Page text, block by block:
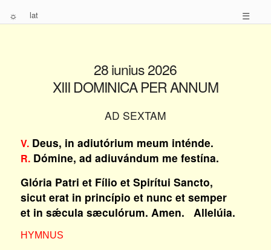
☼ lat ☰
28 iunius 2026
XIII DOMINICA PER ANNUM
AD SEXTAM
V.Deus, in adiutórium meum inténde.
R.Dómine, ad adiuvándum me festína.
Glória Patri et Fílio et Spirítui Sancto,
sicut erat in princípio et nunc et semper
et in sǽcula sæculórum. Amen. Allelúia.
HYMNUS